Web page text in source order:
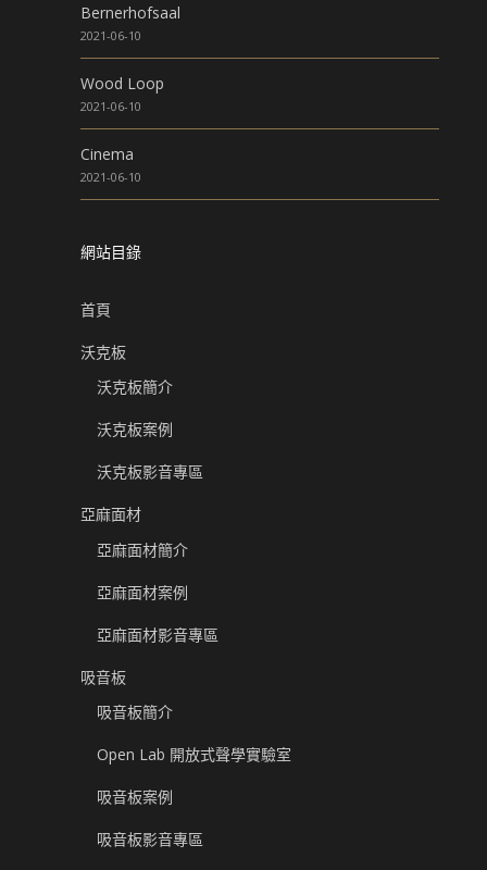
Bernerhofsaal
2021-06-10
Wood Loop
2021-06-10
Cinema
2021-06-10
網站目錄
首頁
沃克板
沃克板簡介
沃克板案例
沃克板影音專區
亞麻面材
亞麻面材簡介
亞麻面材案例
亞麻面材影音專區
吸音板
吸音板簡介
Open Lab 開放式聲學實驗室
吸音板案例
吸音板影音專區